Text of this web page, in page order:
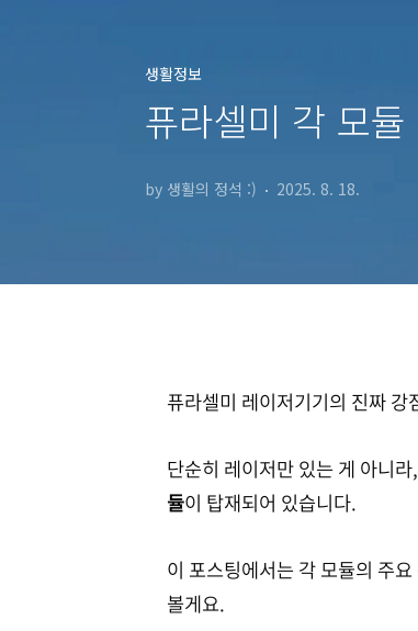
생활정보
퓨라셀미 각 모
by 생활의 정석 :) 2025. 8. 18.
퓨라셀미 레이저기기의 진짜 강
단순히 레이저만 있는 게 아니라,
듈이 탑재되어 있습니다.
이 포스팅에서는 각 모듈의 주
볼게요.